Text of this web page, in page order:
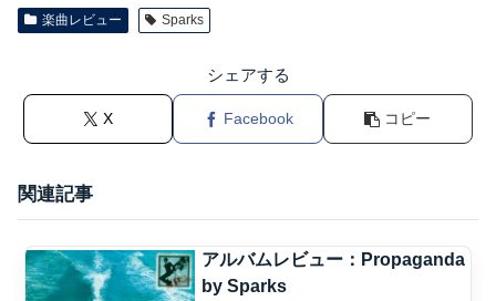
楽曲レビュー Sparks
シェアする
X Facebook コピー
関連記事
アルバムレビュー：Propaganda
by Sparks